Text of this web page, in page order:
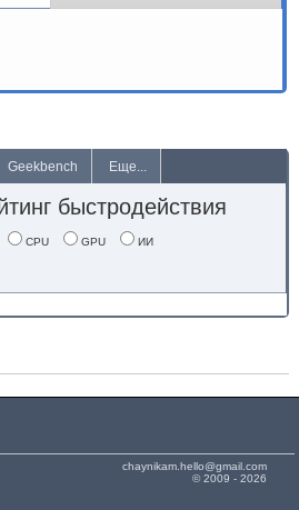
Geekbench Еще...
быстродействия
CPU GPU ИИ
chaynikam.hello@gmail.com
© 2009 - 2026